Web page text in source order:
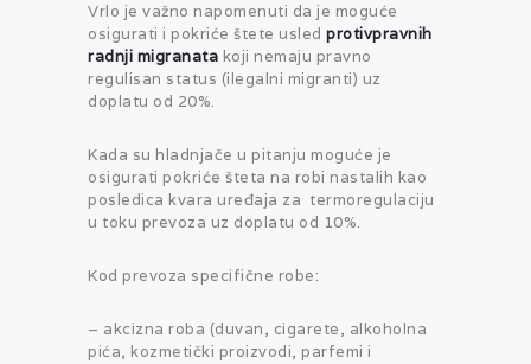
Vrlo je važno napomenuti da je moguće
osigurati i pokriće štete usled protivpravnih
radnji migranata koji nemaju pravno
regulisan status (ilegalni migranti) uz
doplatu od 20%.
Kada su hladnjače u pitanju moguće je
osigurati pokriće šteta na robi nastalih kao
posledica kvara uređaja za termoregulaciju
u toku prevoza uz doplatu od 10%.
Kod prevoza specifične robe:
– akcizna roba (duvan, cigarete, alkoholna
pića, kozmetički proizvodi, parfemi i